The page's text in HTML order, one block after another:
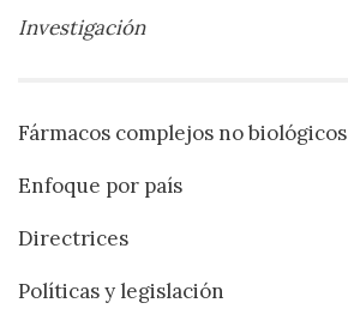
Investigación
Fármacos complejos no biológicos
Enfoque por país
Directrices
Políticas y legislación